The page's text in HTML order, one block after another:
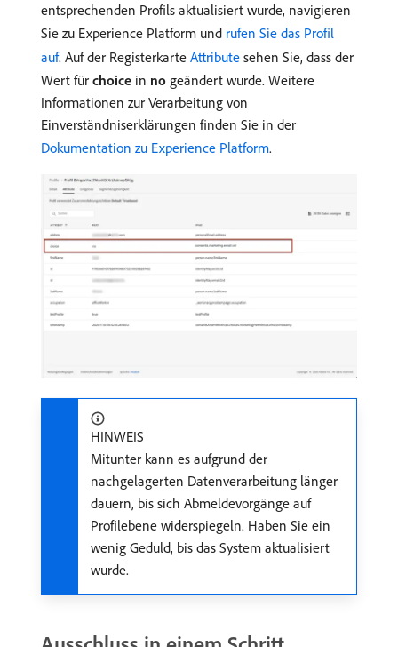
entsprechenden Profils aktualisiert wurde, navigieren
Sie zu Experience Platform und rufen Sie das Profil
auf. Auf der Registerkarte Attribute sehen Sie, dass der
Wert für choice in no geändert wurde. Weitere
Informationen zur Verarbeitung von
Einverständniserklärungen finden Sie in der
Dokumentation zu Experience Platform.
HINWEIS
Mitunter kann es aufgrund der
nachgelagerten Datenverarbeitung länger
dauern, bis sich Abmeldevorgänge auf
Profilebene widerspiegeln. Haben Sie ein
wenig Geduld, bis das System aktualisiert
wurde.